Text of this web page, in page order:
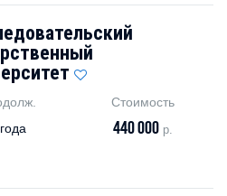
Стоимость
440 000р.